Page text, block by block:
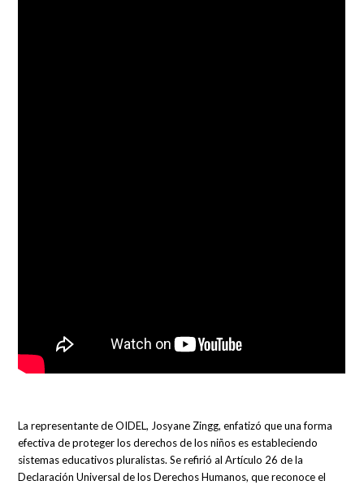
La representante de OIDEL, Josyane Zingg, enfatizó que una forma
efectiva de proteger los derechos de los niños es estableciendo
sistemas educativos pluralistas. Se refirió al Artículo 26 de la
Declaración Universal de los Derechos Humanos, que reconoce el